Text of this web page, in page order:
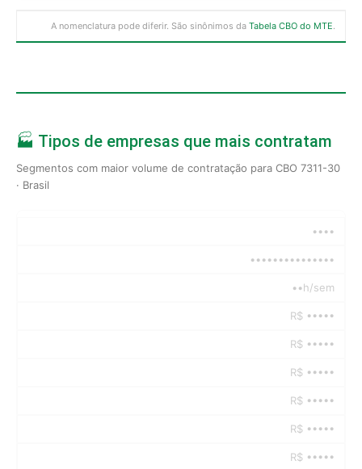
A nomenclatura pode diferir. São sinônimos da Tabela CBO do MTE.
🏭 Tipos de empresas que mais contratam
Segmentos com maior volume de contratação para CBO 7311-30
· Brasil
••••
•••••••••••••••
••h/sem
R$ •••••
R$ •••••
R$ •••••
R$ •••••
R$ •••••
R$ •••••